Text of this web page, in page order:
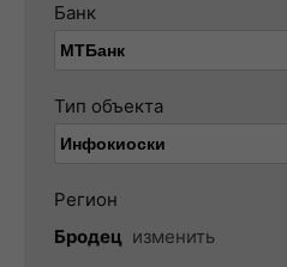
Банк
Тип объекта
Регион
Бродец изменить